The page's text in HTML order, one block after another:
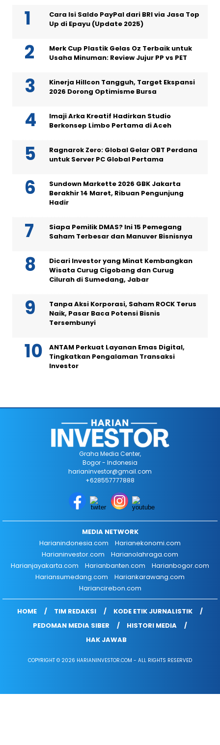
Cara Isi Saldo PayPal dari BRI via Jasa Top
Up di Epayu (Update 2025)
Merk Cup Plastik Gelas Oz Terbaik untuk
Usaha Minuman: Review Jujur PP vs PET
Kinerja Hillcon Tangguh, Target Ekspansi
2026 Dorong Optimisme Bursa
Imaji Arka Kreatif Hadirkan Studio
Berkonsep Limbo Pertama di Aceh
Ragnarok Zero: Global Gelar OBT Perdana
untuk Server PC Global Pertama
Sundown Markette 2026 GBK Jakarta
Berakhir 14 Maret, Ribuan Pengunjung
Hadir
Siapa Pemilik DMAS? Ini 15 Pemegang
Saham Terbesar dan Manuver Bisnisnya
Dicari Investor yang Minat Kembangkan
Wisata Curug Cigobang dan Curug
Cilurah di Sumedang, Jabar
Tanpa Aksi Korporasi, Saham ROCK Terus
Naik, Pasar Baca Potensi Bisnis
Tersembunyi
ANTAM Perkuat Layanan Emas Digital,
Tingkatkan Pengalaman Transaksi
Investor
Graha Media Center,
Bogor - Indonesia
harianinvestor@gmail.com
+628557777888
MEDIA NETWORK
Harianindonesia.com
Harianekonomi.com
Harianinvestor.com
Harianolahraga.com
Harianjayakarta.com
Harianbanten.com
Harianbogor.com
Hariansumedang.com
Hariankarawang.com
Hariancirebon.com
HOME TIM REDAKSI
KODE ETIK JURNALISTIK
PEDOMAN MEDIA SIBER
HISTORI MEDIA
HAK JAWAB
COPYRIGHT © 2026 HARIANINVESTOR.COM - ALL RIGHTS RESERVED